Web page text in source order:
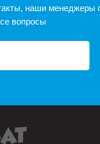
наши менеджеры
вопросы